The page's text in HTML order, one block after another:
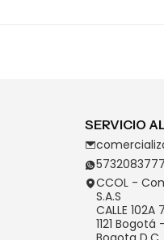
SERVICIO
CCOL -
S.A.S
CALLE 102A
1121